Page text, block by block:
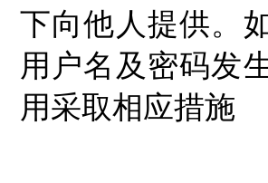
下向他人提供。
用户名及密码发
用采取相应措施